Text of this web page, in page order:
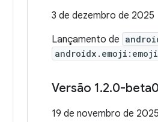
3 de dezembro de 2025
Lançamento de
Versão 1.2.0-
19 de novembro de 2025